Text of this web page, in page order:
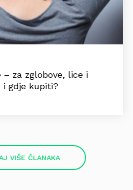
– za zglobove, lice i
i gdje kupiti?
VIŠE ČLANAKA